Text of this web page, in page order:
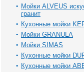
Мойки ALVEUS
гранит
Кухонные мойки
Мойки GRANULA
Мойки SIMAS
Кухонные мойки
Кухонные мойки